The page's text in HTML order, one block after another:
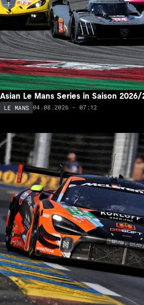
Asian Le Mans Series in Saison
LE MANS 04.08.2026 - 07:12